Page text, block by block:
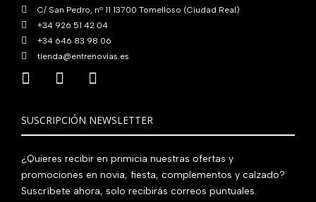
C/ San Pedro, nº 11 13700 Tomelloso (Ciudad Real)
+34 926 51 42 04
+34 646 83 98 06
tienda@entrenovias.es
SUSCRIPCIÓN NEWSLETTER
¿Quieres recibir en primicia nuestras ofertas y
promociones en novia, fiesta, complementos y calzado?
Suscríbete ahora, solo recibirás correos puntuales.